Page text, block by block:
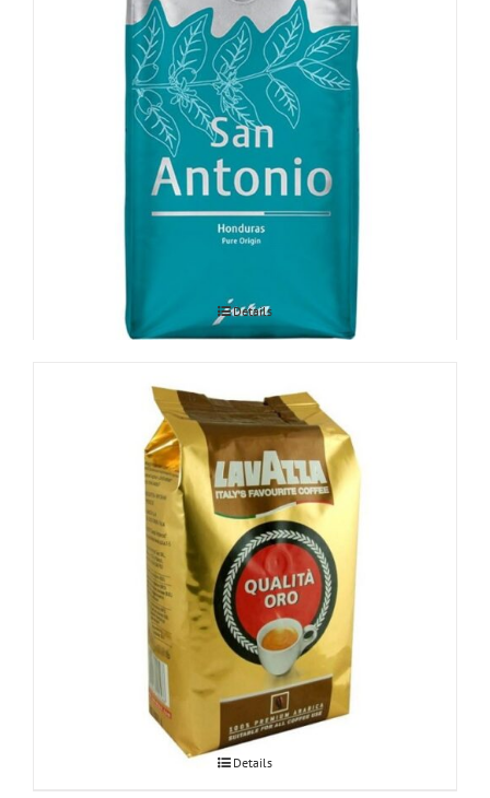
JURA San Antonio 250g
Details
Lavazza Qualita Oro 1kg
Details